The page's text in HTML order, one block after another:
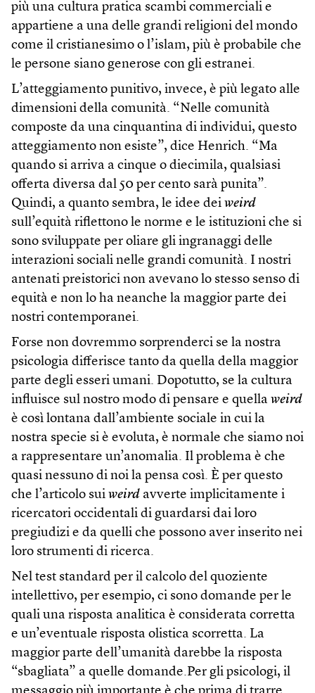
più una cultura pratica scambi commerciali e
appartiene a una delle grandi religioni del mondo
come il cristianesimo o l’islam, più è probabile che
le persone siano generose con gli estranei.
L’atteggiamento punitivo, invece, è più legato alle
dimensioni della comunità. “Nelle comunità
composte da una cinquantina di individui, questo
atteggiamento non esiste”, dice Henrich. “Ma
quando si arriva a cinque o diecimila, qualsiasi
offerta diversa dal 50 per cento sarà punita”.
Quindi, a quanto sembra, le idee dei weird
sull’equità riflettono le norme e le istituzioni che si
sono sviluppate per oliare gli ingranaggi delle
interazioni sociali nelle grandi comunità. I nostri
antenati preistorici non avevano lo stesso senso di
equità e non lo ha neanche la maggior parte dei
nostri contemporanei.
Forse non dovremmo sorprenderci se la nostra
psicologia differisce tanto da quella della maggior
parte degli esseri umani. Dopotutto, se la cultura
influisce sul nostro modo di pensare e quella weird
è così lontana dall’ambiente sociale in cui la
nostra specie si è evoluta, è normale che siamo noi
a rappresentare un’anomalia. Il problema è che
quasi nessuno di noi la pensa così. È per questo
che l’articolo sui weird avverte implicitamente i
ricercatori occidentali di guardarsi dai loro
pregiudizi e da quelli che possono aver inserito nei
loro strumenti di ricerca.
Nel test standard per il calcolo del quoziente
intellettivo, per esempio, ci sono domande per le
quali una risposta analitica è considerata corretta
e un’eventuale risposta olistica scorretta. La
maggior parte dell’umanità darebbe la risposta
“sbagliata” a quelle domande.Per gli psicologi, il